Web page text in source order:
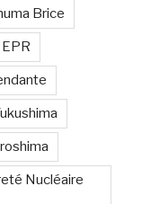
Brice
EPR
Nucléaire